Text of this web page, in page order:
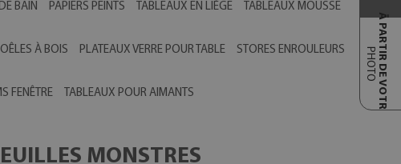
BAIN PAPIERS PEINTS TABLEAUX EN LIÈGE TABLEAUX MOUSSE
À BOIS PLATEAUX VERRE POUR TABLE STORES ENROULEURS
FENÊTRE TABLEAUX POUR AIMANTS Ā PARTIR DE VOTRE
PHOTO
MONSTRES